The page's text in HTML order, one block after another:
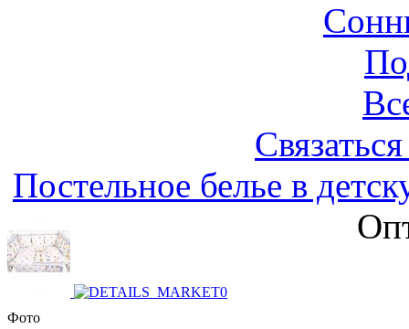
Постельное белье в
Фото